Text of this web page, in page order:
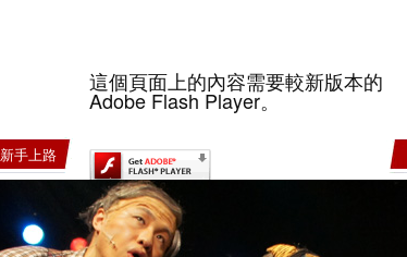
這個頁面上的內容需要較新版本的
Adobe Flash Player。
新手上路